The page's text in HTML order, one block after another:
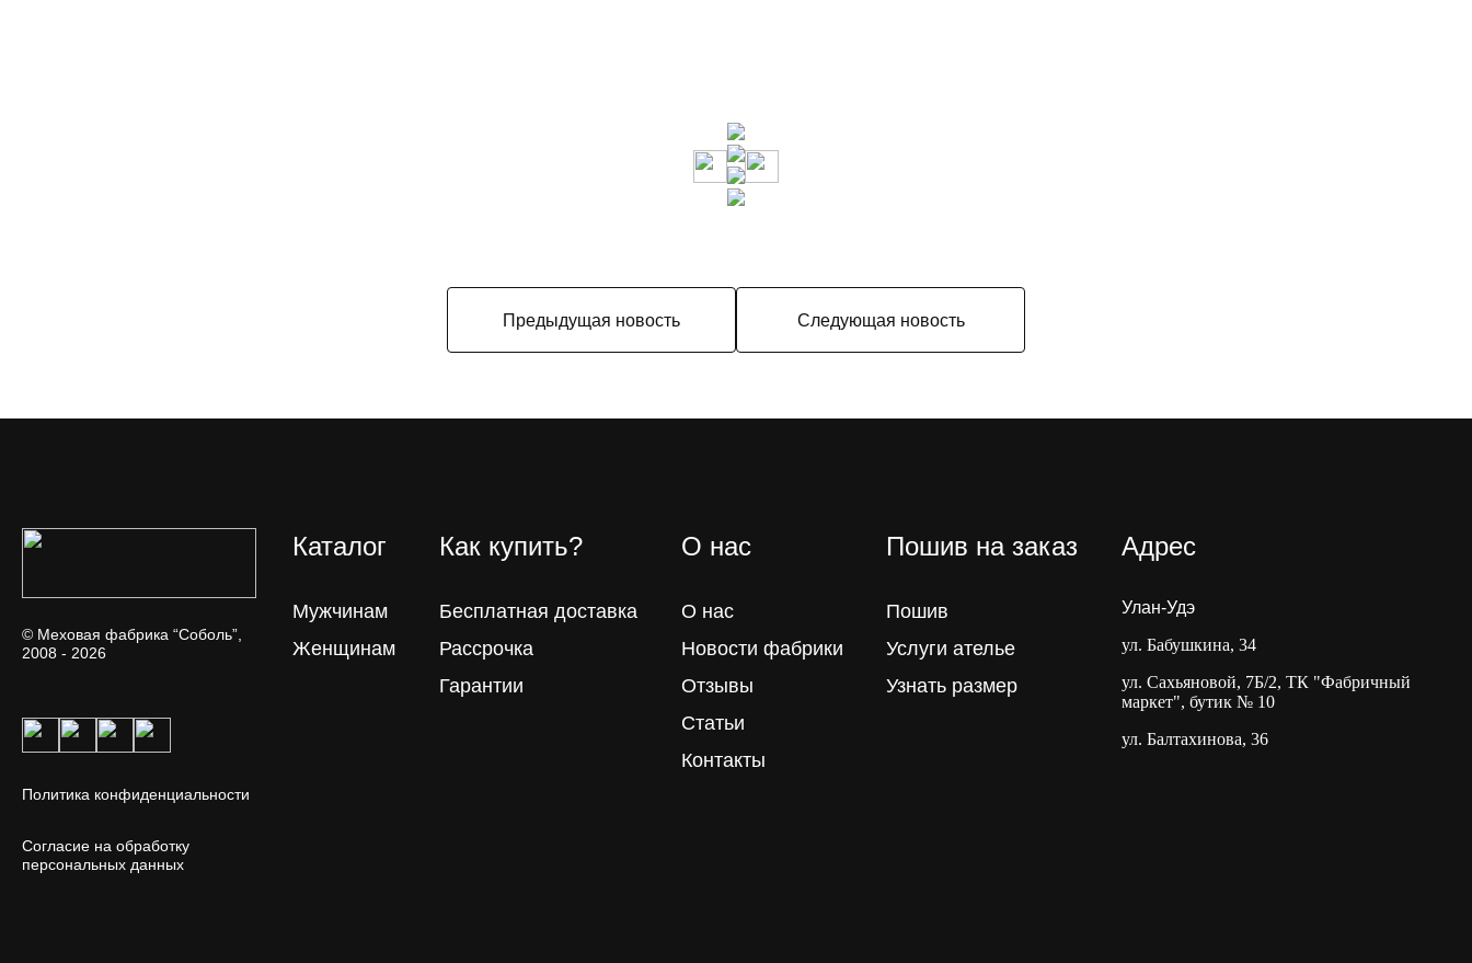
Предыдущая новость Следующая новость
© Меховая фабрика “Соболь”,
2008 - 2026
Политика конфиденциальности
Согласие на обработку
персональных данных
Каталог
Мужчинам
Женщинам
Как купить?
Бесплатная доставка
Рассрочка
Гарантии
О нас
О нас
Новости фабрики
Отзывы
Статьи
Контакты
Пошив на заказ
Пошив
Услуги ателье
Узнать размер
Адрес
Улан-Удэ
ул. Бабушкина, 34
ул. Сахьяновой, 7Б/2, ТК "Фабричный
маркет", бутик № 10
ул. Балтахинова, 36